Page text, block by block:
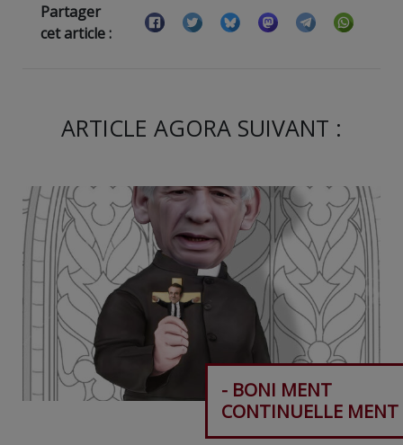
Partager
cet article :
ARTICLE AGORA SUIVANT :
- BONI MENT
CONTINUELLE MENT